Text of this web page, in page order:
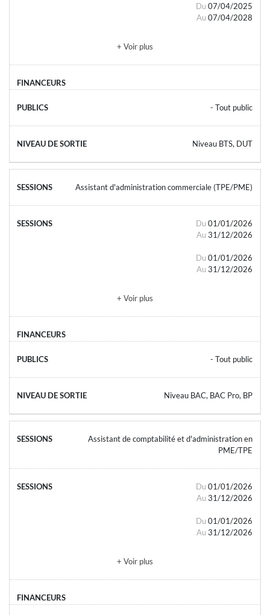
Du 07/04/2025
Au 07/04/2028
+ Voir plus
- Tout public
Niveau BTS, DUT
Assistant d'administration commerciale (TPE/PME)
Du 01/01/2026
Au 31/12/2026
Du 01/01/2026
Au 31/12/2026
+ Voir plus
- Tout public
Niveau BAC, BAC Pro, BP
Assistant de comptabilité et d'administration en
PME/TPE
Du 01/01/2026
Au 31/12/2026
Du 01/01/2026
Au 31/12/2026
+ Voir plus